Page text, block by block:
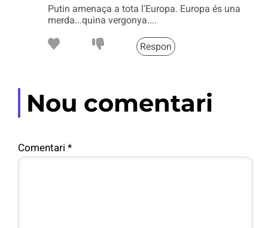
Putin amenaça a tota l'Europa. Europa és una
merda...quina vergonya....
Respon
Nou comentari
Comentari *